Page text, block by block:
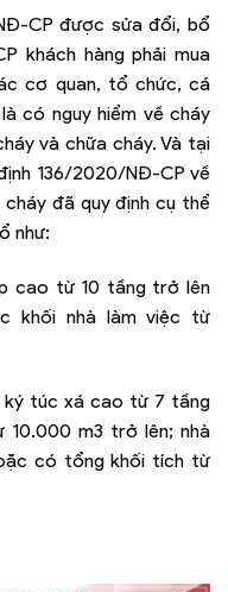
CP được sửa đổi, bổ
khách hàng phải mua
cơ quan, tổ chức, cá
có nguy hiểm về cháy
và chữa cháy. Và tại
136/2020/NĐ-CP về
đã quy định cụ thể
như:
cao từ 10 tầng trở lên
khối nhà làm việc từ
ký túc xá cao từ 7 tầng
m3 trở lên; nhà
có tổng khối tích từ